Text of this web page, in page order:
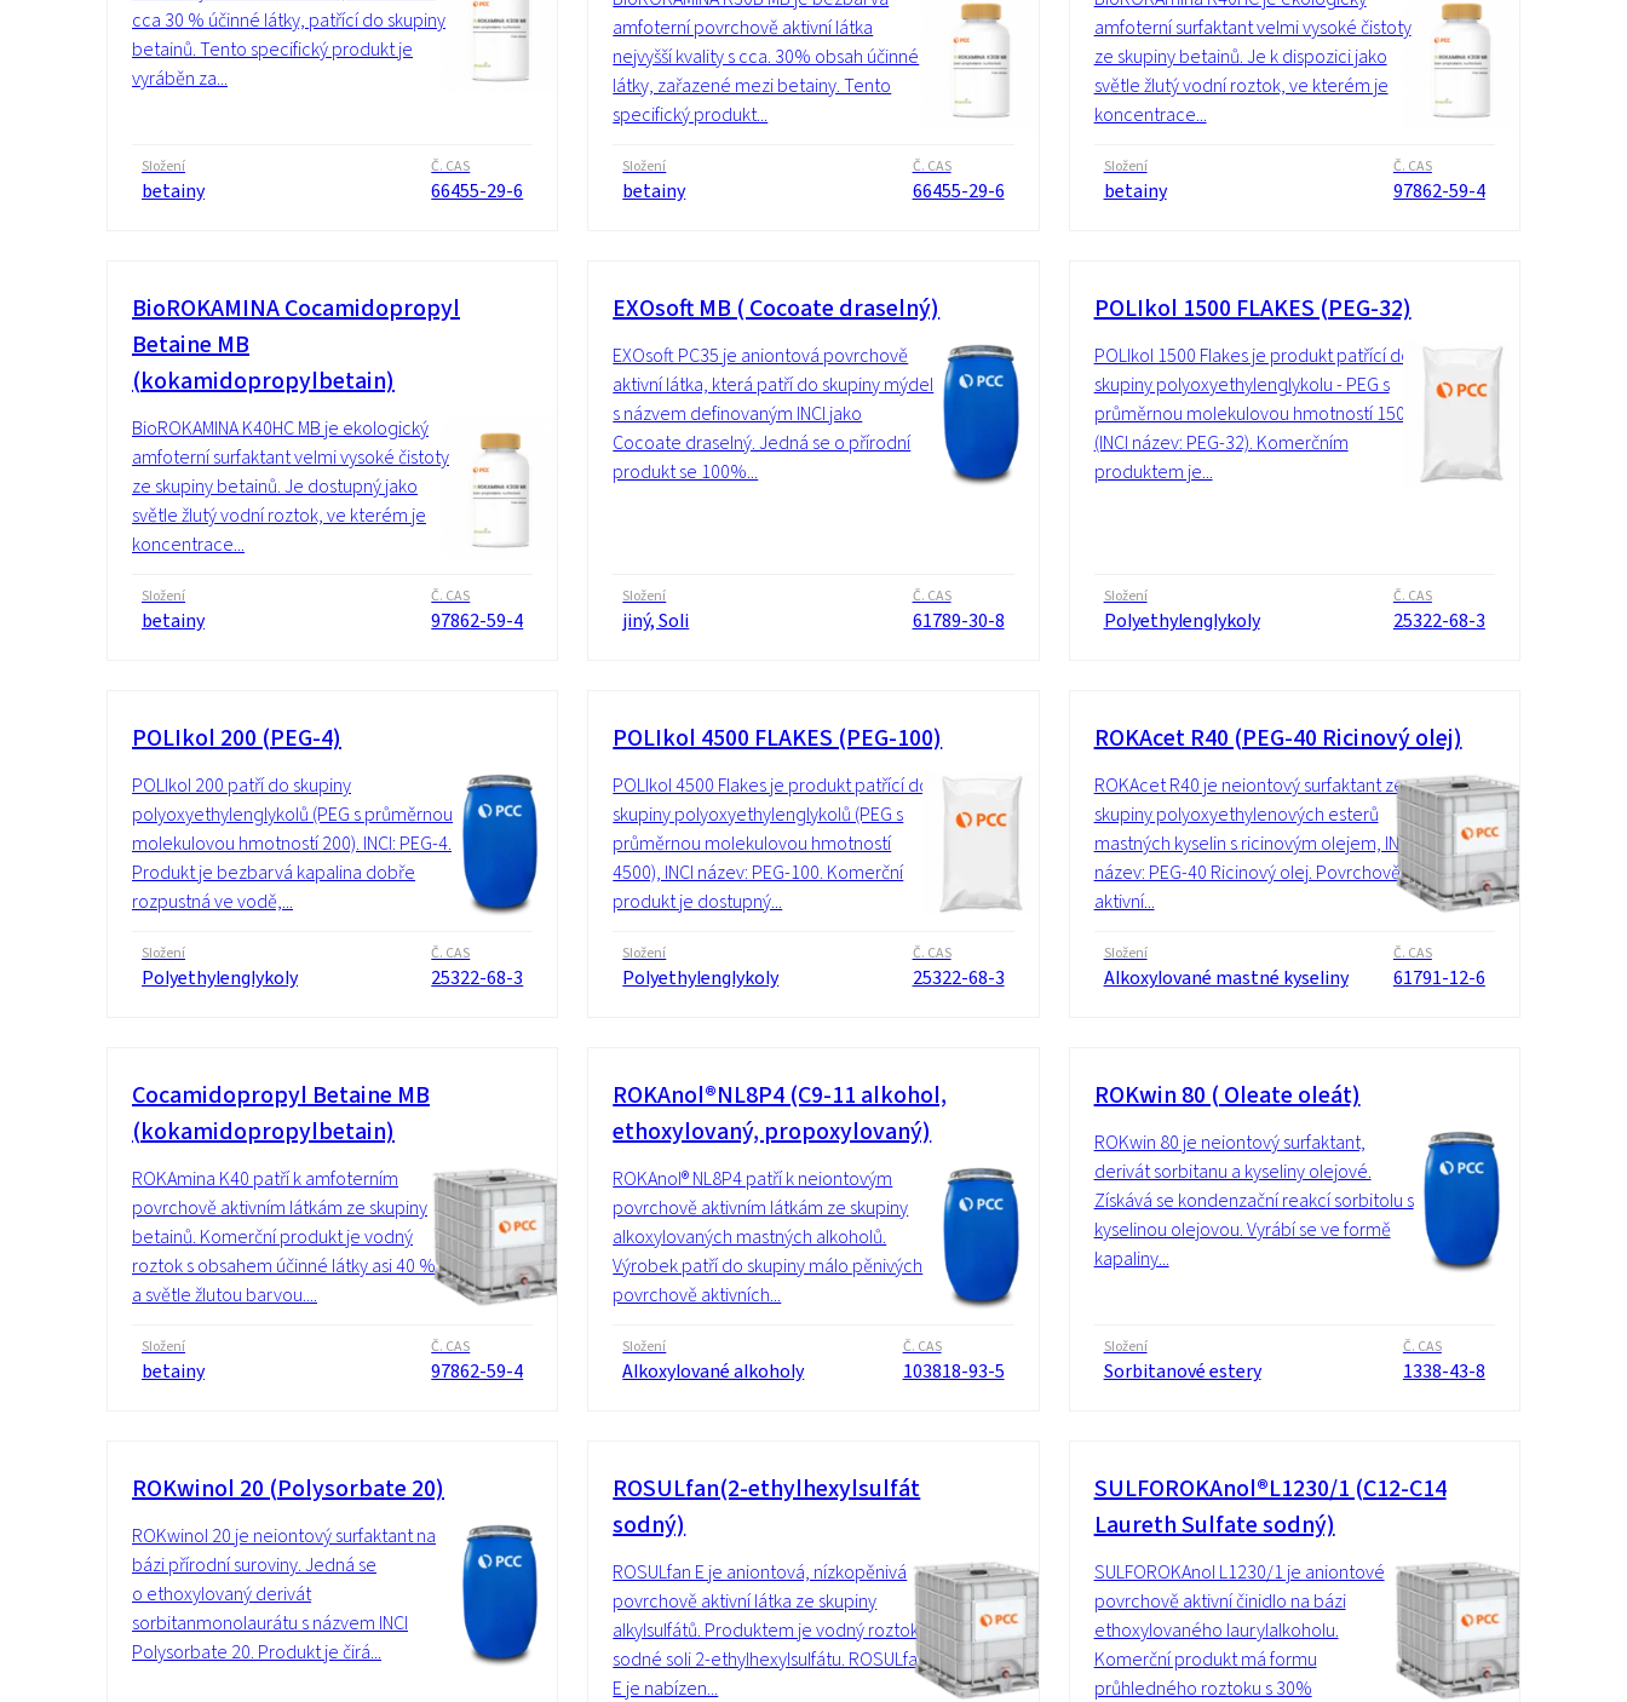
cca 30 % účinné látky, patřící do skupiny
betainů. Tento specifický produkt je
vyráběn za...
Složení
betainy
Č. CAS
66455-29-6
amfoterní povrchově aktivní látka
nejvyšší kvality s cca. 30% obsah účinné
látky, zařazené mezi betainy. Tento
specifický produkt...
Složení
betainy
Č. CAS
66455-29-6
amfoterní surfaktant velmi vysoké čistoty
ze skupiny betainů. Je k dispozici jako
světle žlutý vodní roztok, ve kterém je
koncentrace...
Složení
betainy
Č. CAS
97862-59-4
BioROKAMINA Cocamidopropyl
Betaine MB
(kokamidopropylbetain)
BioROKAMINA K40HC MB je ekologický
amfoterní surfaktant velmi vysoké čistoty
ze skupiny betainů. Je dostupný jako
světle žlutý vodní roztok, ve kterém je
koncentrace...
Složení
betainy
Č. CAS
97862-59-4
EXOsoft MB ( Cocoate draselný)
EXOsoft PC35 je aniontová povrchově
aktivní látka, která patří do skupiny mýdel
s názvem definovaným INCI jako
Cocoate draselný. Jedná se o přírodní
produkt se 100%...
Složení
jiný, Soli
Č. CAS
61789-30-8
POLIkol 1500 FLAKES (PEG-32)
POLIkol 1500 Flakes je produkt patřící do
skupiny polyoxyethylenglykolu - PEG s
průměrnou molekulovou hmotností 1500
(INCI název: PEG-32). Komerčním
produktem je...
Složení
Polyethylenglykoly
Č. CAS
25322-68-3
POLIkol 200 (PEG-4)
POLIkol 200 patří do skupiny
polyoxyethylenglykolů (PEG s průměrnou
molekulovou hmotností 200). INCI: PEG-4.
Produkt je bezbarvá kapalina dobře
rozpustná ve vodě,...
Složení
Polyethylenglykoly
Č. CAS
25322-68-3
POLIkol 4500 FLAKES (PEG-100)
POLIkol 4500 Flakes je produkt patřící do
skupiny polyoxyethylenglykolů (PEG s
průměrnou molekulovou hmotností
4500), INCI název: PEG-100. Komerční
produkt je dostupný...
Složení
Polyethylenglykoly
Č. CAS
25322-68-3
ROKAcet R40 (PEG-40 Ricinový olej)
ROKAcet R40 je neiontový surfaktant ze
skupiny polyoxyethylenových esterů
mastných kyselin s ricinovým olejem, INCI
název: PEG-40 Ricinový olej. Povrchově
aktivní...
Složení
Alkoxylované mastné kyseliny
Č. CAS
61791-12-6
Cocamidopropyl Betaine MB
(kokamidopropylbetain)
ROKAmina K40 patří k amfoterním
povrchově aktivním látkám ze skupiny
betainů. Komerční produkt je vodný
roztok s obsahem účinné látky asi 40 %
a světle žlutou barvou....
Složení
betainy
Č. CAS
97862-59-4
ROKAnol®NL8P4 (C9-11 alkohol,
ethoxylovaný, propoxylovaný)
ROKAnol® NL8P4 patří k neiontovým
povrchově aktivním látkám ze skupiny
alkoxylovaných mastných alkoholů.
Výrobek patří do skupiny málo pěnivých
povrchově aktivních...
Složení
Alkoxylované alkoholy
Č. CAS
103818-93-5
ROKwin 80 ( Oleate oleát)
ROKwin 80 je neiontový surfaktant,
derivát sorbitanu a kyseliny olejové.
Získává se kondenzační reakcí sorbitolu s
kyselinou olejovou. Vyrábí se ve formě
kapaliny...
Složení
Sorbitanové estery
Č. CAS
1338-43-8
ROKwinol 20 (Polysorbate 20)
ROKwinol 20 je neiontový surfaktant na
bázi přírodní suroviny. Jedná se
o ethoxylovaný derivát
sorbitanmonolaurátu s názvem INCI
Polysorbate 20. Produkt je čirá...
ROSULfan(2-ethylhexylsulfát
sodný)
ROSULfan E je aniontová, nízkopěnivá
povrchově aktivní látka ze skupiny
alkylsulfátů. Produktem je vodný roztok
sodné soli 2-ethylhexylsulfátu. ROSULfan
E je nabízen...
SULFOROKAnol®L1230/1 (C12-C14
Laureth Sulfate sodný)
SULFOROKAnol L1230/1 je aniontové
povrchově aktivní činidlo na bázi
ethoxylovaného laurylalkoholu.
Komerční produkt má formu
průhledného roztoku s 30%